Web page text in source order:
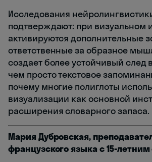
Исследования
подтверждают: при визуальном
активируются дополнительные
ответственные за образное
создает более устойчивый след
чем просто текстовое
почему многие полиглоты
визуализации как основной
расширения словарного запаса.
Мария Дубровская,
французского языка с 15-